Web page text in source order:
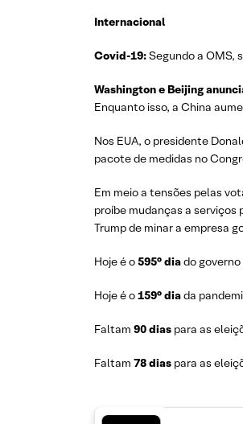
Internacional
Covid-19:Segundo a OMS,
Washington e Beijing
Enquanto isso, a China
Nos EUA, o presidente
pacote de medidas no
Em meio a tensões pelas
proíbe mudanças a
Trump de minar a empresa
Hoje é o595° diado governo
Hoje é o159° diada
Faltam 90 dias para as
Faltam 78 dias para as